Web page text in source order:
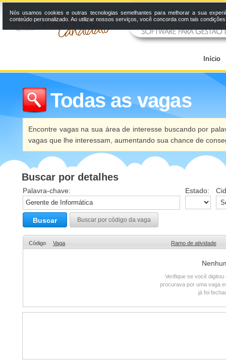
Início
Todas as vagas
Encontre vagas na sua área de interesse buscando por
vagas que lhe interessam, aumentando sua chance de
Buscar por detalhes
Palavra-chave: Estado:
Buscar Buscar por código da vaga
Código Vaga Ramo de atividade
Verifique se você
procurava por uma vaga
já foi
Nós usamos cookies e outras tecnologias semelhantes para melhorar a sua
conteúdo personalizado. Ao utilizar nossos serviços, você concorda com tais